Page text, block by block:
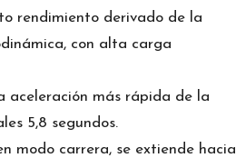
rendimiento derivado de la
con alta carga
aceleración más rápida de la
5,8 segundos.
modo carrera, se extiende hacia